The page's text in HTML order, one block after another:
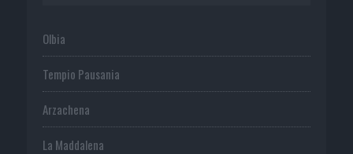
Olbia
Tempio Pausania
Arzachena
La Maddalena